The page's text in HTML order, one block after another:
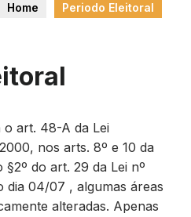
Home Periodo Eleitoral
o art. 48-A da Lei
nos arts. 8º e 10 da
§2º do art. 29 da Lei nº
dia 04/07 , algumas áreas
alteradas. Apenas